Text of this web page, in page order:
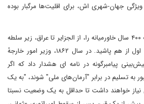
ویژگی جهان-شهری اش، برای اقلیت‌ها مرگبار بوده
امپراتوری عثمانی که به مدت ۴۰۰ سال خاورمیانه را، از الجزایر تا عراق، زیر سلطه
داشت، پس از جنگ جهانی اول از هم پاشید. در سال ۱۸۶۲، وزیر امور خارجهٔ
پیامبرگونه در نامه ای هشدار داد که اگر
به تسلیم در برابر "آرمان‌های ملی" شوند، "به یک
خواهند داشت تا حداقل به یک وضعیت نسبتا